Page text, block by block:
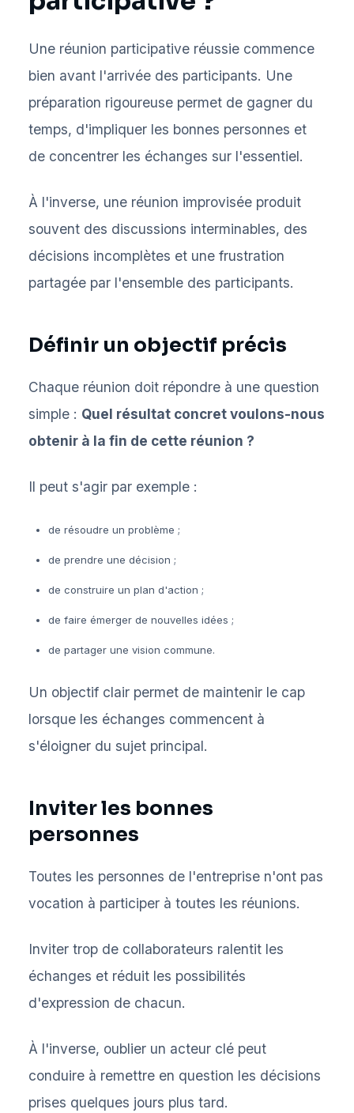
Une réunion participative réussie commence
bien avant l'arrivée des participants. Une
préparation rigoureuse permet de gagner du
temps, d'impliquer les bonnes personnes et
de concentrer les échanges sur l'essentiel.
À l'inverse, une réunion improvisée produit
souvent des discussions interminables, des
décisions incomplètes et une frustration
partagée par l'ensemble des participants.
Définir un objectif précis
Chaque réunion doit répondre à une question
simple : Quel résultat concret voulons-nous
obtenir à la fin de cette réunion ?
Il peut s'agir par exemple :
de résoudre un problème ;
de prendre une décision ;
de construire un plan d'action ;
de faire émerger de nouvelles idées ;
de partager une vision commune.
Un objectif clair permet de maintenir le cap
lorsque les échanges commencent à
s'éloigner du sujet principal.
Inviter les bonnes
personnes
Toutes les personnes de l'entreprise n'ont pas
vocation à participer à toutes les réunions.
Inviter trop de collaborateurs ralentit les
échanges et réduit les possibilités
d'expression de chacun.
À l'inverse, oublier un acteur clé peut
conduire à remettre en question les décisions
prises quelques jours plus tard.